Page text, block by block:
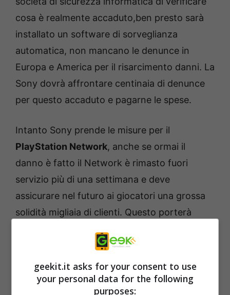
cosa è realmente accaduto,ben presto sarà
installato un software di sorveglianza
automatica, non mancano le denunce in
Europa e America per il risarcimento danni. La
Sony dovrà affrontare centinaia di denunce
per questo accaduto e pagarne le spese.
Intanto Sony prende le misure per il
PlayStation Network, anche se ormai il
danno è fatto il Network è rimasto fuori
servizio più di una settimana e deve
assicurare nel futuro ai giocatori una grossa
solidità migliaia di clienti. Questo porterà
per la verifica di attacchi in real time, codici di
cifratura più robusti per la crittografia dei dati
nel database . In rete sono venuti a galla i
geekit.it asks for your consent to use
your personal data for the following
purposes: